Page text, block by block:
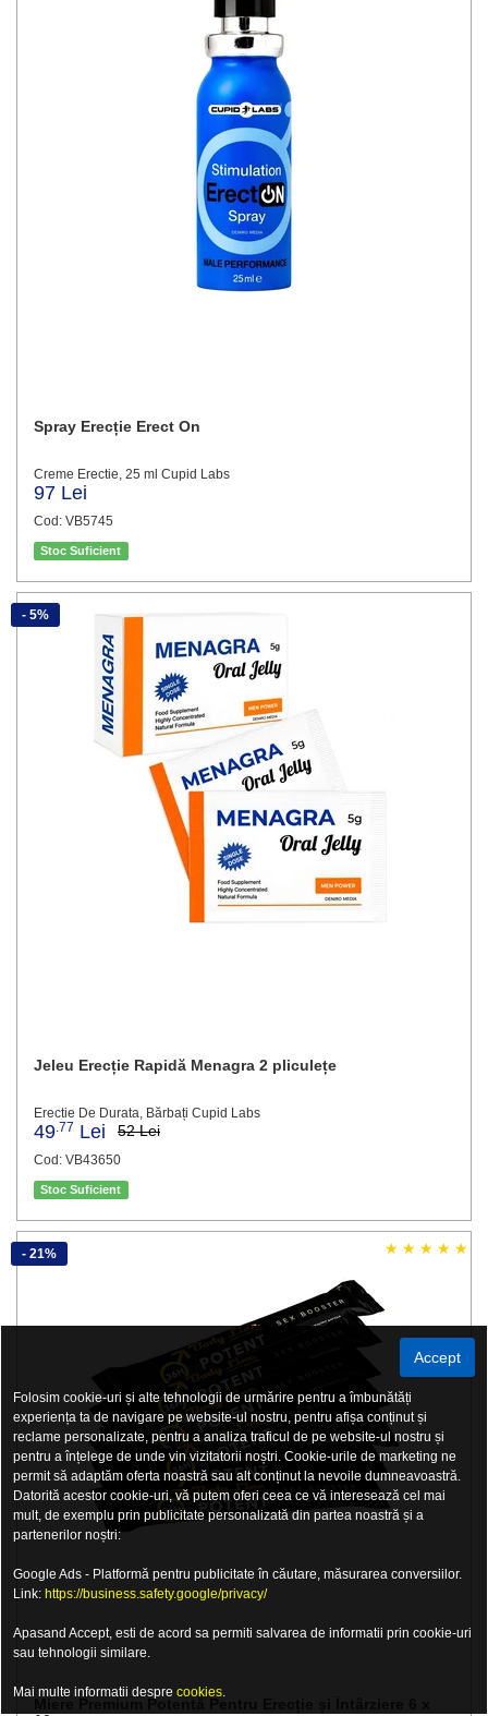
Spray Erecție Erect On
Creme Erectie, 25 ml Cupid Labs
97 Lei
Cod: VB5745
Stoc Suficient
Jeleu Erecție Rapidă Menagra 2 pliculețe
Erectie De Durata, Bărbați Cupid Labs
49 .77 Lei 52 Lei
Cod: VB43650
Stoc Suficient
- 5%
Miere Premium Potentă Pentru Erecție și Întârziere 6 x
- 21%
Accept
Folosim cookie-uri și alte tehnologii de urmărire pentru a îmbunătăți
experiența ta de navigare pe website-ul nostru, pentru afișa conținut și
reclame personalizate, pentru a analiza traficul de pe website-ul nostru și
pentru a înțelege de unde vin vizitatorii noștri. Cookie-urile de marketing ne
permit să adaptăm oferta noastră sau alt conținut la nevoile dumneavoastră.
Datorită acestor cookie-uri, vă putem oferi ceea ce vă interesează cel mai
mult, de exemplu prin publicitate personalizată din partea noastră și a
partenerilor noștri:
Google Ads - Platformă pentru publicitate în căutare, măsurarea conversiilor.
Link: https://business.safety.google/privacy/
Apasand Accept, esti de acord sa permiti salvarea de informatii prin cookie-uri
sau tehnologii similare.
Mai multe informatii despre cookies.